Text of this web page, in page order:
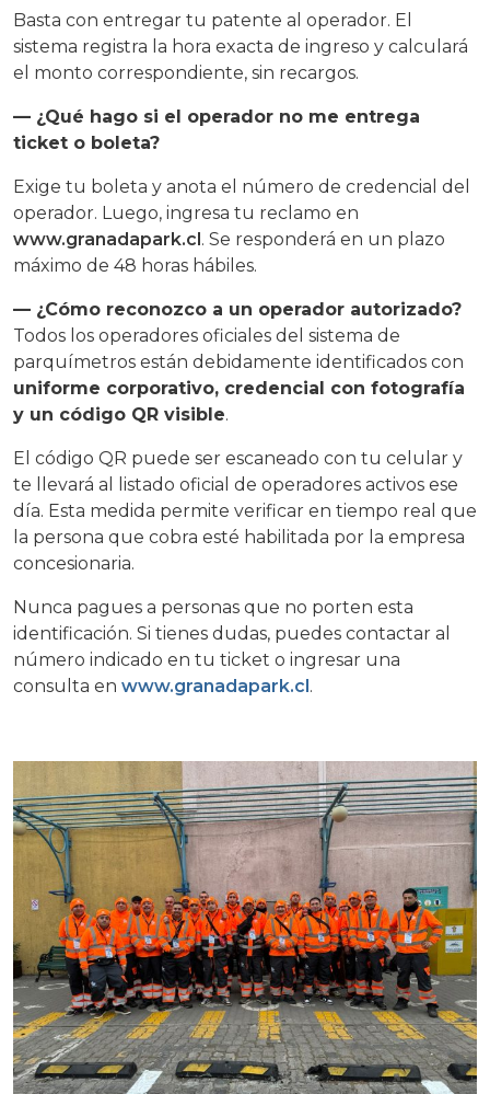
Basta con entregar tu patente al operador. El
sistema registra la hora exacta de ingreso y calculará
el monto correspondiente, sin recargos.
— ¿Qué hago si el operador no me entrega
ticket o boleta?
Exige tu boleta y anota el número de credencial del
operador. Luego, ingresa tu reclamo en
www.granadapark.cl. Se responderá en un plazo
máximo de 48 horas hábiles.
— ¿Cómo reconozco a un operador autorizado?
Todos los operadores oficiales del sistema de
parquímetros están debidamente identificados con
uniforme corporativo, credencial con fotografía
y un código QR visible.
El código QR puede ser escaneado con tu celular y
te llevará al listado oficial de operadores activos ese
día. Esta medida permite verificar en tiempo real que
la persona que cobra esté habilitada por la empresa
concesionaria.
Nunca pagues a personas que no porten esta
identificación. Si tienes dudas, puedes contactar al
número indicado en tu ticket o ingresar una
consulta en www.granadapark.cl.